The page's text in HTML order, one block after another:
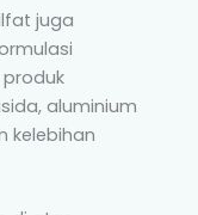
juga
aluminium
kelebihan